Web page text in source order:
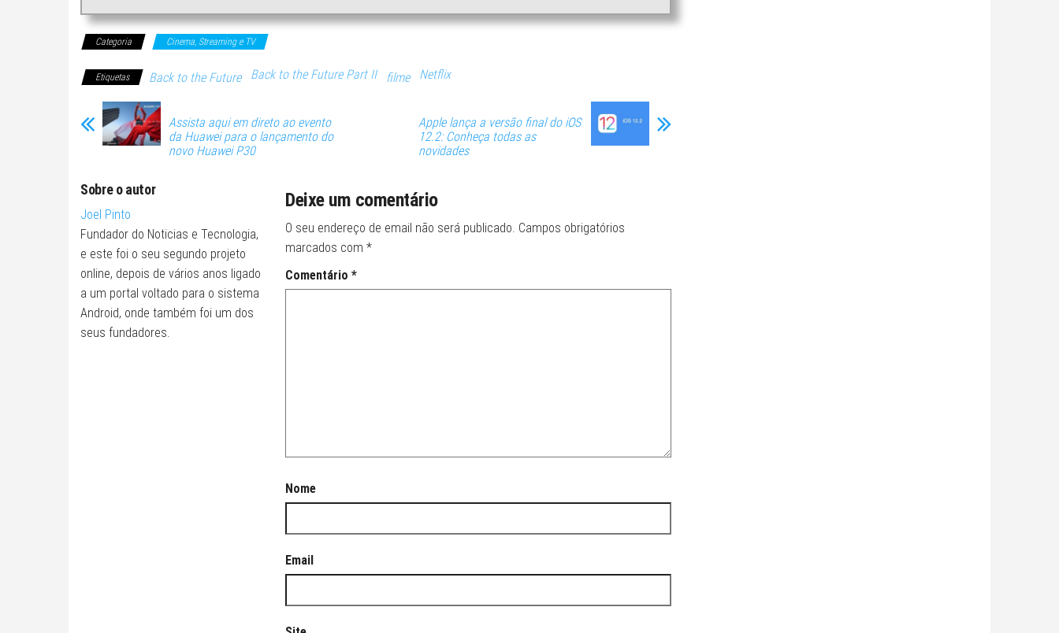
Categoria Cinema, Streaming e TV
Etiquetas Back to the Future Back to the Future Part II filme Netflix
Assista aqui em direto ao evento
da Huawei para o lançamento do
novo Huawei P30
Apple lança a versão final do iOS
12.2: Conheça todas as
novidades
Sobre o autor
Joel Pinto
Fundador do Noticias e Tecnologia,
e este foi o seu segundo projeto
online, depois de vários anos ligado
a um portal voltado para o sistema
Android, onde também foi um dos
seus fundadores.
Deixe um comentário
O seu endereço de email não será publicado. Campos obrigatórios
marcados com *
Comentário *
Nome
Email